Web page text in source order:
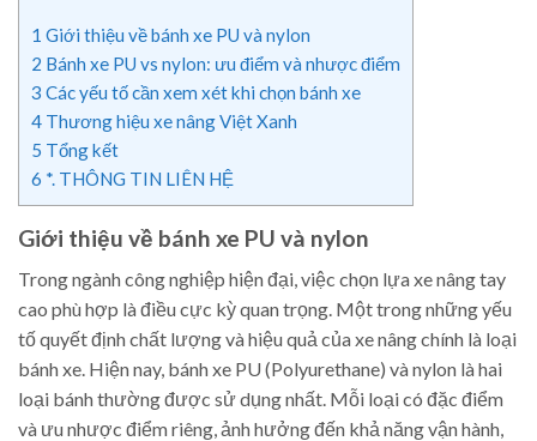
1 Giới thiệu về bánh xe PU và nylon
2 Bánh xe PU vs nylon: ưu điểm và nhược điểm
3 Các yếu tố cần xem xét khi chọn bánh xe
4 Thương hiệu xe nâng Việt Xanh
5 Tổng kết
6 *. THÔNG TIN LIÊN HỆ
Giới thiệu về bánh xe PU và nylon
Trong ngành công nghiệp hiện đại, việc chọn lựa xe nâng tay
cao phù hợp là điều cực kỳ quan trọng. Một trong những yếu
tố quyết định chất lượng và hiệu quả của xe nâng chính là loại
bánh xe. Hiện nay, bánh xe PU (Polyurethane) và nylon là hai
loại bánh thường được sử dụng nhất. Mỗi loại có đặc điểm
và ưu nhược điểm riêng, ảnh hưởng đến khả năng vận hành,